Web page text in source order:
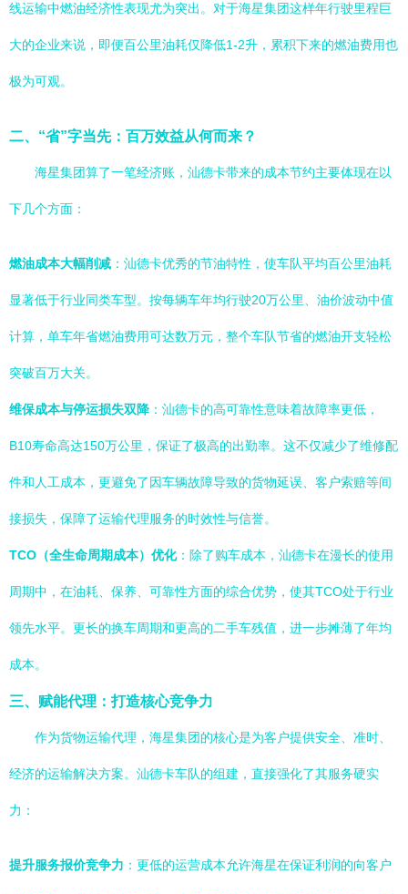
线运输中燃油经济性表现尤为突出。对于海星集团这样年行驶里程巨
大的企业来说，即便百公里油耗仅降低1-2升，累积下来的燃油费用也
极为可观。
二、“省”字当先：百万效益从何而来？
海星集团算了一笔经济账，汕德卡带来的成本节约主要体现在以
下几个方面：
燃油成本大幅削减 ：汕德卡优秀的节油特性，使车队平均百公里油耗
显著低于行业同类车型。按每辆车年均行驶20万公里、油价波动中值
计算，单车年省燃油费用可达数万元，整个车队节省的燃油开支轻松
突破百万大关。
维保成本与停运损失双降 ：汕德卡的高可靠性意味着故障率更低，
B10寿命高达150万公里，保证了极高的出勤率。这不仅减少了维修配
件和人工成本，更避免了因车辆故障导致的货物延误、客户索赔等间
接损失，保障了运输代理服务的时效性与信誉。
TCO（全生命周期成本）优化：除了购车成本，汕德卡在漫长的使用
周期中，在油耗、保养、可靠性方面的综合优势，使其TCO处于行业
领先水平。更长的换车周期和更高的二手车残值，进一步摊薄了年均
成本。
三、赋能代理：打造核心竞争力
作为货物运输代理，海星集团的核心是为客户提供安全、准时、
经济的运输解决方案。汕德卡车队的组建，直接强化了其服务硬实
力：
提升服务报价竞争力 ：更低的运营成本允许海星在保证利润的向客户